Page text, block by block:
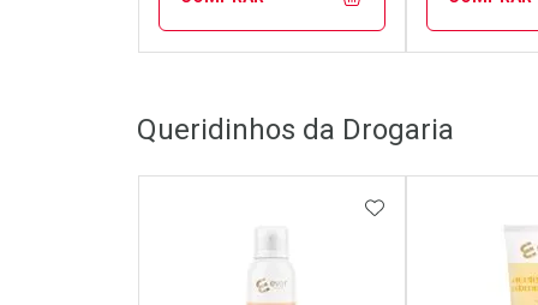
Laboratório
Por Menos Por
Queridinhos da Drogaria
ADICIONAR AOS